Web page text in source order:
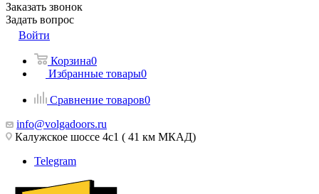
Заказать звонок
Задать вопрос
Войти
Корзина0
Избранные товары0
Сравнение товаров0
info@volgadoors.ru
Калужское шоссе 4с1 ( 41 км МКАД)
Telegram